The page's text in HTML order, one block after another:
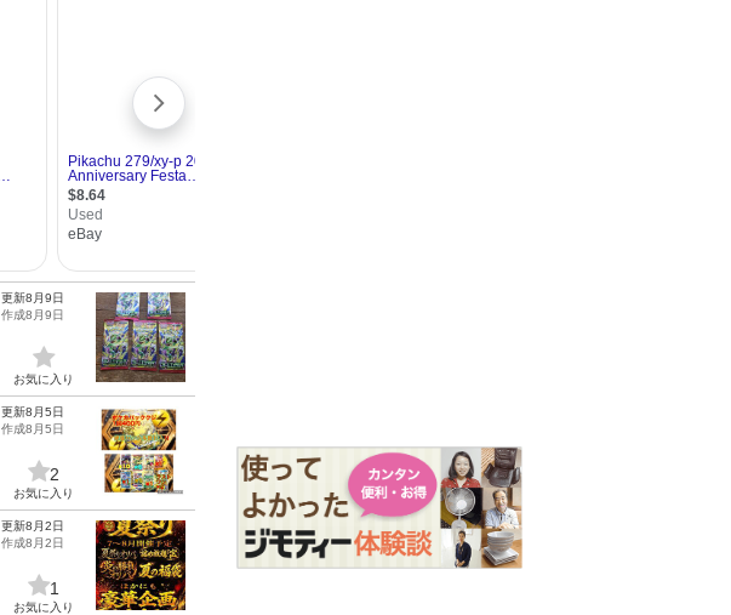
更新8月9日
作成8月9日
お気に入り
更新8月5日
作成8月5日
2
お気に入り
更新8月2日
作成8月2日
1
お気に入り